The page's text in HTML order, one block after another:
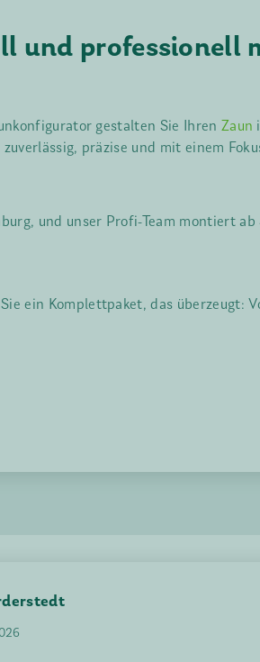
und professionell
gestalten Sie Ihren Zaun
präzise und mit einem
und unser Profi-Team montiert ab
ein Komplettpaket, das überzeugt: